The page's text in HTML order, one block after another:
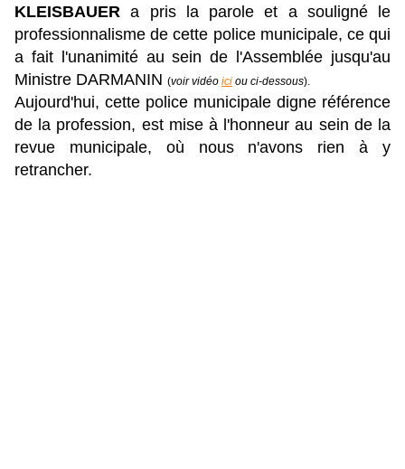
KLEISBAUER a pris la parole et a souligné le
professionnalisme de cette police municipale, ce qui
a fait l'unanimité au sein de l'Assemblée jusqu'au
Ministre DARMANIN (voir vidéo ici ou ci-dessous).
Aujourd'hui, cette police municipale digne référence
de la profession, est mise à l'honneur au sein de la
revue municipale, où nous n'avons rien à y
retrancher.